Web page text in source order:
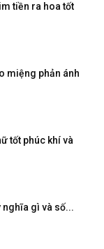
tiền ra hoa tốt
miệng phản ánh
tốt phúc khí và
nghĩa gì và số...